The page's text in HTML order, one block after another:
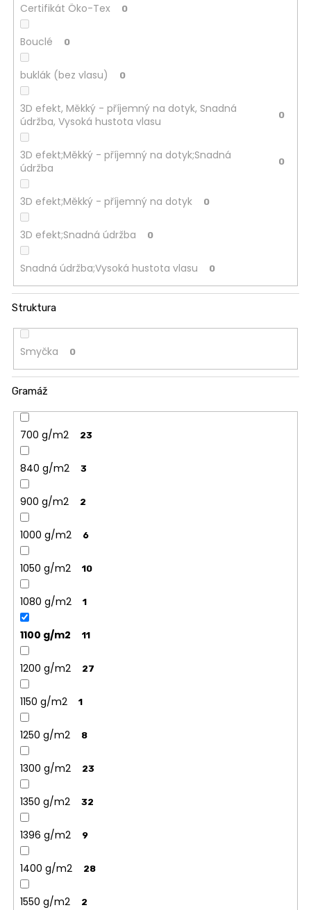
Certifikát Öko-Tex 0
Bouclé 0
buklák (bez vlasu) 0
3D efekt, Měkký - příjemný na dotyk, Snadná
údržba, Vysoká hustota vlasu
0
3D efekt;Měkký - příjemný na dotyk;Snadná
údržba
0
3D efekt;Měkký - příjemný na dotyk 0
3D efekt;Snadná údržba 0
Snadná údržba;Vysoká hustota vlasu 0
Struktura
Smyčka 0
Gramáž
700 g/m2 23
840 g/m2 3
900 g/m2 2
1000 g/m2 6
1050 g/m2 10
1080 g/m2 1
1100 g/m2 11
1200 g/m2 27
1150 g/m2 1
1250 g/m2 8
1300 g/m2 23
1350 g/m2 32
1396 g/m2 9
1400 g/m2 28
1550 g/m2 2